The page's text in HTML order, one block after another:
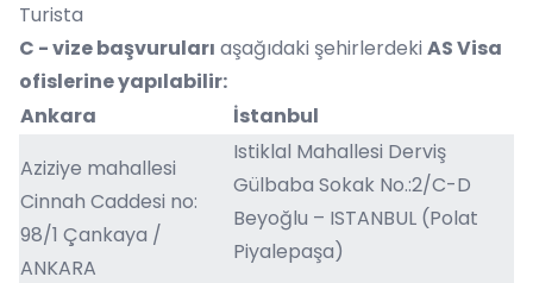
Turista
C - vize başvuruları aşağıdaki şehirlerdeki AS Visa
ofislerine yapılabilir:
Ankara
İstanbul
Aziziye mahallesi
Cinnah Caddesi no:
98/1 Çankaya /
ANKARA
Istiklal Mahallesi Derviş
Gülbaba Sokak No.:2/C-D
Beyoğlu – ISTANBUL (Polat
Piyalepaşa)